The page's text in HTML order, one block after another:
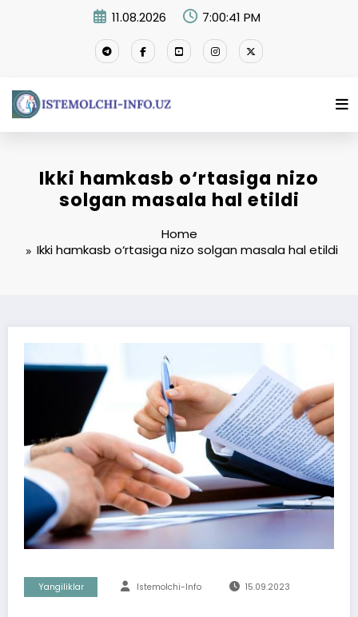
11.08.2026 7:00:42 PM
Ikki hamkasb o‘rtasiga nizo
solgan masala hal etildi
Home
Ikki hamkasb o‘rtasiga nizo solgan masala hal etildi
Yangiliklar Istemolchi-Info 15.09.2023